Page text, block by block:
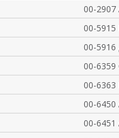
00-
00-
00-
00-
00-
00-6450
00-6451